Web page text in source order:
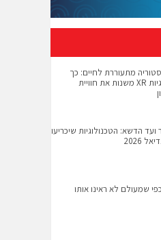
מתעוררת לחיים: כך
טכנולוגיות XR משנות את חוויית
ועד הדשא: הטכנולוגיות שיכריעו
2026
שמעולם לא ראינו אותו